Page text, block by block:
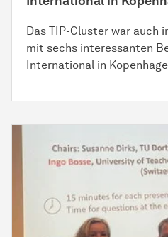
Das TIP-Cluster war auch
mit sechs interessanten
International in